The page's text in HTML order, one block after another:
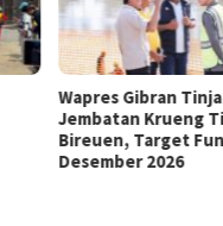
Wapres Gibran
Jembatan Krueng
Bireuen, Target
Desember 2026